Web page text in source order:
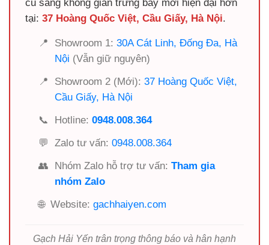
cũ sang không gian trưng bày mới hiện đại hơn
tại: 37 Hoàng Quốc Việt, Cầu Giấy, Hà Nội.
📍 Showroom 1: 30A Cát Linh, Đống Đa, Hà
Nội (Vẫn giữ nguyên)
📍
Showroom 2 (Mới): 37 Hoàng Quốc Việt,
Cầu Giấy, Hà Nội
📞
Hotline: 0948.008.364
💬
Zalo tư vấn: 0948.008.364
👥
Nhóm Zalo hỗ trợ tư vấn: Tham gia
nhóm Zalo
🌐 Website: gachhaiyen.com
Gạch Hải Yến trân trọng thông báo và hân hạnh